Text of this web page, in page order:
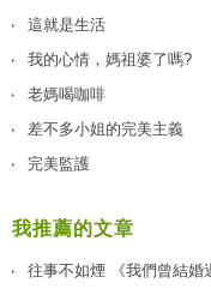
這就是生活
我的心情，媽祖婆了嗎?
老媽喝咖啡
差不多小姐的完美主義
完美監護
我推薦的文章
往事不如煙 《我們曾結婚